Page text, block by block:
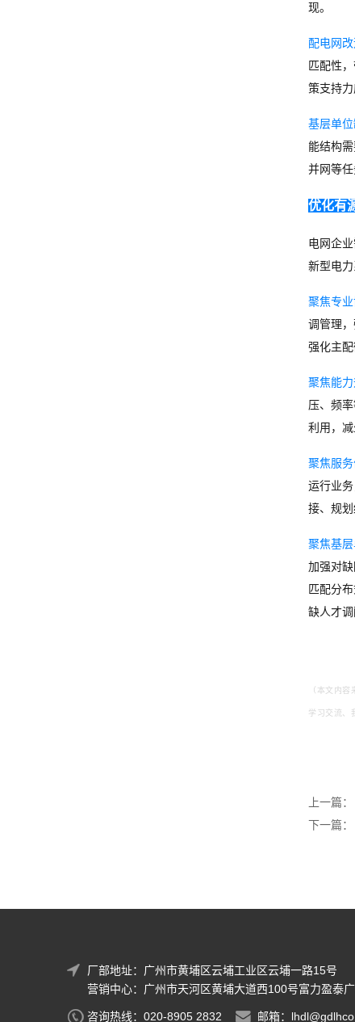
现。
配电网
匹配性
策支持
基层单
能结构
并网等
优化有
电网企
新型电力
聚焦专
调管理
强化主
聚焦能
压、频
利用，减
聚焦服
运行业
接、规
聚焦基
加强对
匹配分
缺人才调
（ 本文内容
学习交流、
上一篇：
下一篇：
厂部地址：广州市黄埔区云埔工业区云埔一路15号
营销中心：广州市天河区黄埔大道西100号富力盈泰
咨询热线：020-8905 2832 邮箱：